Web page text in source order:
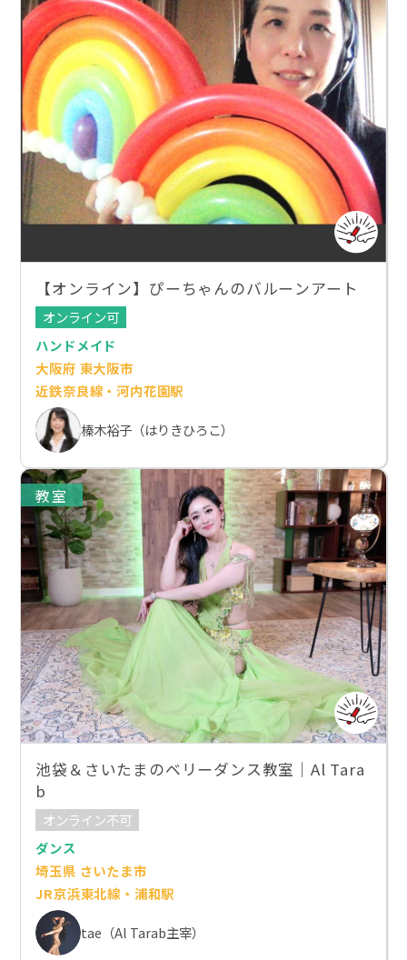
【オンライン】ぴーちゃんのバルーンアート
オンライン可
ハンドメイド
大阪府 東大阪市
近鉄奈良線・河内花園駅
榛木裕子（はりきひろこ）
教室
池袋＆さいたまのベリーダンス教室｜Al Tara
b
オンライン不可
ダンス
埼玉県 さいたま市
JR京浜東北線・浦和駅
tae（Al Tarab主宰）